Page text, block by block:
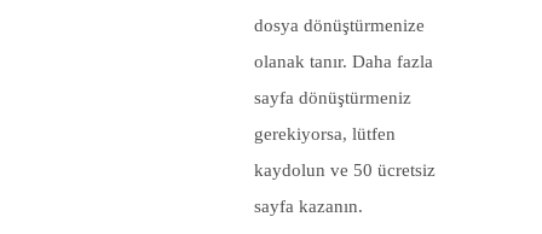
dosya dönüştürmenize
olanak tanır. Daha fazla
sayfa dönüştürmeniz
gerekiyorsa, lütfen
kaydolun ve 50 ücretsiz
sayfa kazanın.